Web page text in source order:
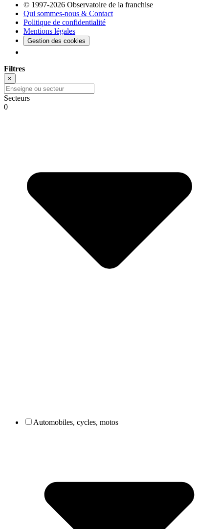
© 1997-2026 Observatoire de la franchise
Qui sommes-nous & Contact
Politique de confidentialité
Mentions légales
Gestion des cookies
Filtres
×
Secteurs
0
Automobiles, cycles, motos